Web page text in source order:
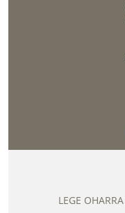
LEGE OHARRA